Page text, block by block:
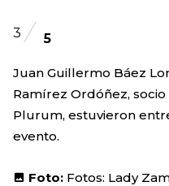
3 5
Juan Guillermo Báez
Ramírez Ordóñez,
Plurum, estuvieron
evento.
Foto: Fotos: Lady